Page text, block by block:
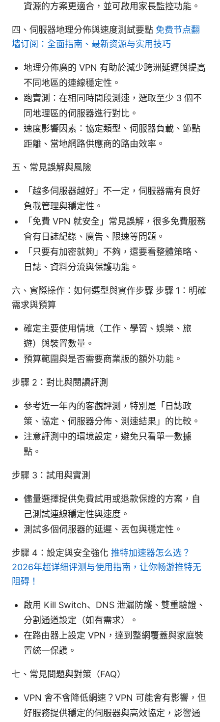
資源的方案更適合，並可啟用家長監控功能。
四、伺服器地理分佈與速度測試要點 免费节点翻
墙订阅：全面指南、最新资源与实用技巧
地理分佈廣的 VPN 有助於減少跨洲延遲與提高
不同地區的連線穩定性。
跑實測：在相同時間段測速，選取至少 3 個不
同地理區的伺服器進行對比。
速度影響因素：協定類型、伺服器負載、節點
距離、當地網路供應商的路由效率。
五、常見誤解與風險
「越多伺服器越好」不一定，伺服器需有良好
負載管理與穩定性。
「免費 VPN 就安全」常見誤解，很多免費服務
會有日誌紀錄、廣告、限速等問題。
「只要有加密就夠」不夠，還要看整體策略、
日誌、資料分流與保護功能。
六、實際操作：如何選型與實作步驟 步驟 1：明確
需求與預算
確定主要使用情境（工作、學習、娛樂、旅
遊）與裝置數量。
預算範圍與是否需要商業版的額外功能。
步驟 2：對比與閱讀評測
參考近一年內的客觀評測，特別是「日誌政
策、協定、伺服器分佈、測速結果」的比較。
注意評測中的環境設定，避免只看單一數據
點。
步驟 3：試用與實測
儘量選擇提供免費試用或退款保證的方案，自
己測試連線穩定性與速度。
測試多個伺服器的延遲、丟包與穩定性。
步驟 4：設定與安全強化 推特加速器怎么选？
2026年超详细评测与使用指南，让你畅游推特无
阻碍！
啟用 Kill Switch、DNS 泄漏防護、雙重驗證、
分割通道設定（如有需求）。
在路由器上設定 VPN，達到整網覆蓋與家庭裝
置統一保護。
七、常見問題與對策（FAQ）
VPN 會不會降低網速？VPN 可能會有影響，但
好服務提供穩定的伺服器與高效協定，影響通